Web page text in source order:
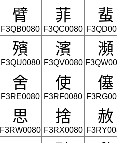
臂
F3QB0080
菲
F3QC0080
蜚
殯
F3QU0080
濱
F3QV0080
瀕
舍
F3RE0080
使
F3RF0080
僿
思
F3RW0080
捨
F3RX0080
赦